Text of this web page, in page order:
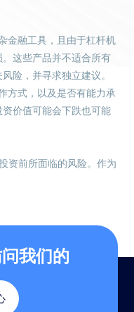
金融工具，且由于杠杆机
这些产品并不适合所有
险，并寻求独立建议。
方式，以及是否有能力承
价值可能会下跌也可能
资前所面临的风险。作为
我们的